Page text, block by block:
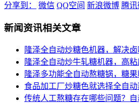
分享到： 微信 QQ空间 新浪微博 腾
新闻资讯相关文章
隆泽全自动炒糖色机器，解决
隆泽全自动炒牛轧糖机器，高
隆泽多功能全自动熬糖锅，糖
食品加工厂炒糖色就选择全自动
传统人工熬糖存在哪些问题？